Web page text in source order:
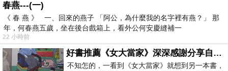
春燕---(一)
《 春 燕 》 一、回來的燕子 「阿公，為什麼我的名字裡有燕？」 那
年，何春燕五歲，坐在後台戲箱上，看外公何安慶縫補一
22 小時前
好書推薦《女大當家》深深感謝分享自己想法震撼讀者的作家，讓我看到不同樣貌的家庭！
不知怎的，一看到《女大當家》就想到另一本書，